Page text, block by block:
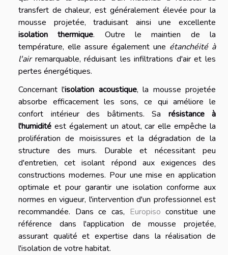
transfert de chaleur, est généralement élevée pour la
mousse projetée, traduisant ainsi une excellente
isolation thermique. Outre le maintien de la
température, elle assure également une étanchéité à
l'airremarquable, réduisant les infiltrations d'air et les
pertes énergétiques.
Concernant l'isolation acoustique, la mousse projetée
absorbe efficacement les sons, ce qui améliore le
confort intérieur des bâtiments. Sa résistance à
l'humidité est également un atout, car elle empêche la
prolifération de moisissures et la dégradation de la
structure des murs. Durable et nécessitant peu
d'entretien, cet isolant répond aux exigences des
constructions modernes. Pour une mise en application
optimale et pour garantir une isolation conforme aux
normes en vigueur, l'intervention d'un professionnel est
recommandée. Dans ce cas, Europiso constitue une
référence dans l'application de mousse projetée,
assurant qualité et expertise dans la réalisation de
l'isolation de votre habitat.